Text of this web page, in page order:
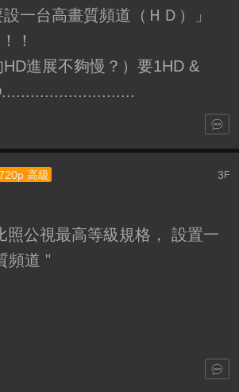
設一台高畫質頻道（ＨＤ）」
！
HD進展不夠慢？）要1HD &
3F
高級
照公視最高等級規格， 設置一
頻道 "